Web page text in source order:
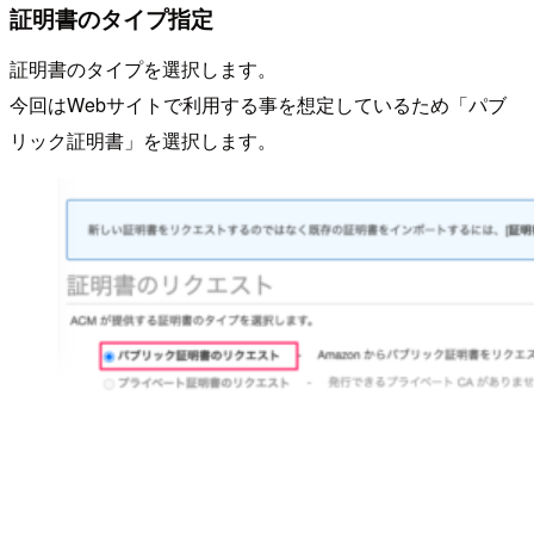
証明書のタイプ指定
証明書のタイプを選択します。
今回はWebサイトで利用する事を想定しているため「パブ
リック証明書」を選択します。